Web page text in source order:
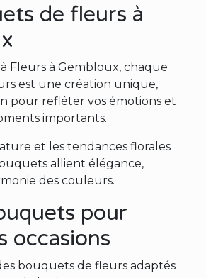
de fleurs à
Fleurs à Gembloux, chaque
est une création unique,
pour refléter vos émotions et
importants.
et les tendances florales
allient élégance,
des couleurs.
pour
occasions
bouquets de fleurs adaptés